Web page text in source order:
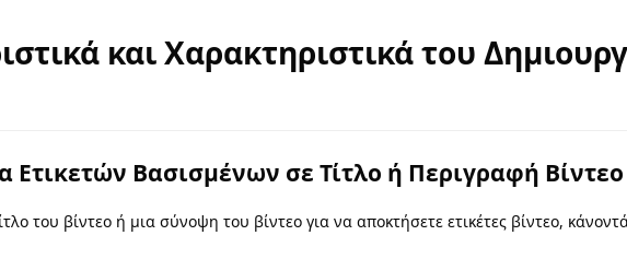
και Χαρακτηριστικά του
Ετικετών Βασισμένων σε Τίτλο ή Περιγραφή Βίντεο
του βίντεο ή μια σύνοψη του βίντεο για να αποκτήσετε ετικέτες βίντεο,